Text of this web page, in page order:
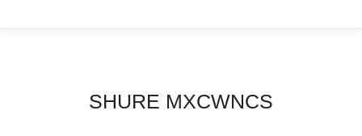
SHURE MXCWNCS